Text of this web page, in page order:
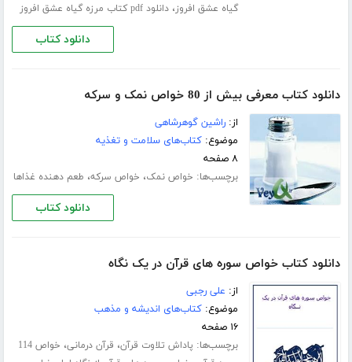
گیاه عشق افروز،دانلود pdf کتاب مرزه گیاه عشق افروز
دانلود کتاب
دانلود کتاب معرفی بیش از 80 خواص نمک و سرکه
از:راشین گوهرشاهی
موضوع:کتاب‌های سلامت و تغذیه
۸ صفحه
برچسب‌ها: خواص نمک، خواص سرکه، طعم دهنده غذاها
دانلود کتاب
دانلود کتاب خواص سوره های قرآن در یک نگاه
از: علی رجبی
موضوع:کتاب‌های اندیشه و مذهب
۱۶ صفحه
برچسب‌ها: پاداش تلاوت قرآن، قرآن درمانی،
خواص 114